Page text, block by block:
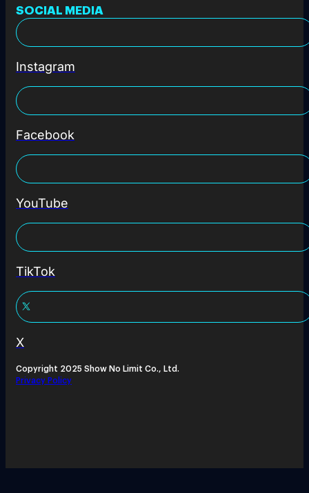
SOCIAL MEDIA
Instagram
Facebook
YouTube
TikTok
X
Copyright 2025 Show No Limit Co., Ltd.
Privacy Policy